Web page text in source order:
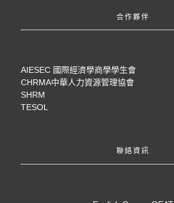
合作夥伴
AIESEC 國際經濟學商學學生會
CHRMA中華人力資源管理協會
SHRM
TESOL
聯絡資訊